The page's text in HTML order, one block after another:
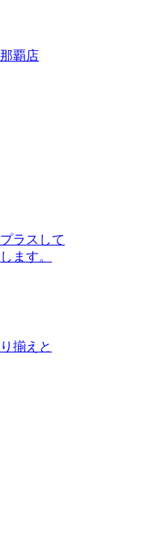
ラスして
ます。
揃えと